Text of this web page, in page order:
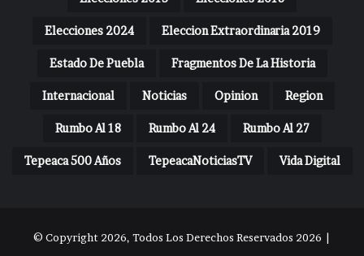
Elecciones 2024 Eleccion Extraordinaria 2019
Estado De Puebla Fragmentos De La Historia
Internacional Noticias Opinion Region
Rumbo Al 18 Rumbo Al 24 Rumbo Al 27
Tepeaca 500 Años TepeacaNoticiasTV Vida Digital
© Copyright 2026, Todos Los Derechos Reservados 2026 |